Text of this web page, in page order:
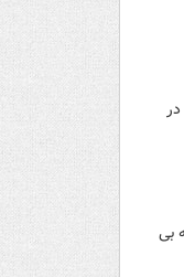
از دو هفته بی